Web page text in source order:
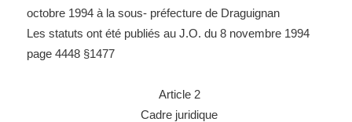
octobre 1994 à la sous- préfecture de Draguignan
Les statuts ont été publiés au J.O. du 8 novembre 1994
page 4448 §1477
Article 2
Cadre juridique